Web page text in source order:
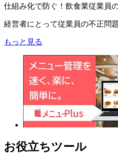
仕組み化で防ぐ！飲食業従業員
経営者にとって従業員の不正問
もっと見る
お役立ちツール